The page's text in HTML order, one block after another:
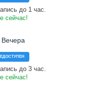
до 1 час.
сейчас!
до 3 час.
сейчас!